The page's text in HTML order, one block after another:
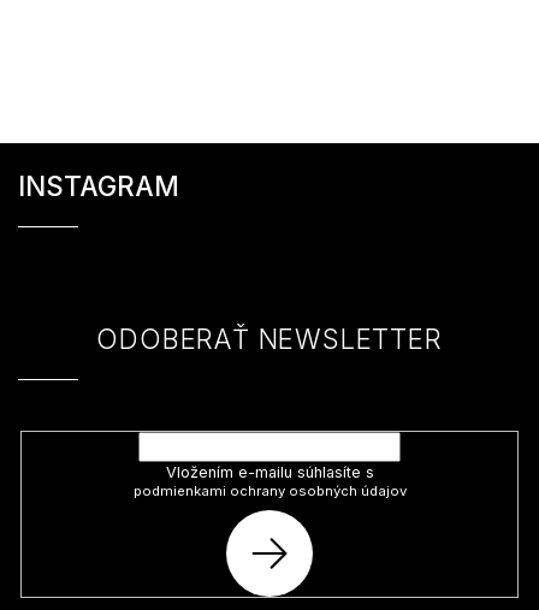
INSTAGRAM
ODOBERAŤ NEWSLETTER
Vložením e-mailu súhlasíte s
podmienkami ochrany osobných údajov
PRIHLÁSIŤ
SA